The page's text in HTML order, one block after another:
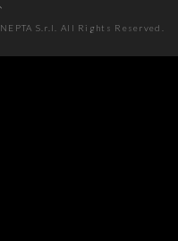
NEPTA S.r.l. All Rights Reserved.